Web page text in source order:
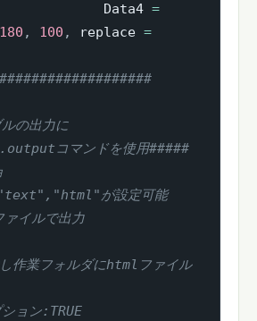
                        Data4
=
180 , 100 , replace =
の出力に
コマンドを使用#####
が設定可能
イルで出力
作業フォルダにhtmlファイル
ョン:TRUE